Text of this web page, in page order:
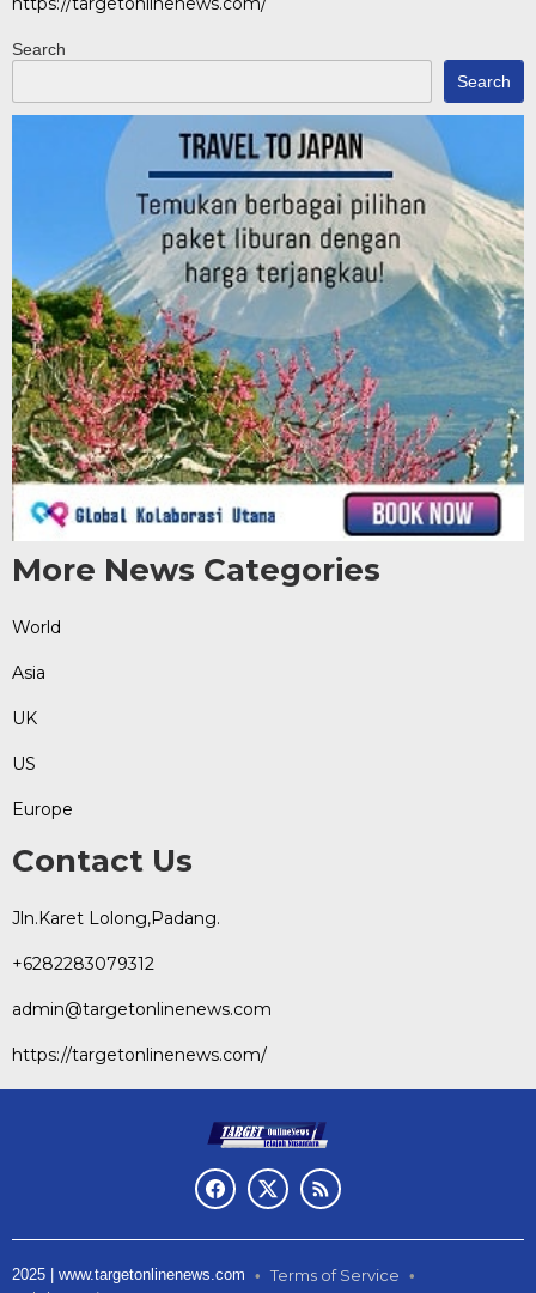
Search
Search
More News Categories
World
Asia
UK
US
Europe
Contact Us
Jln.Karet Lolong,Padang.
+6282283079312
admin@targetonlinenews.com
https://targetonlinenews.com/
2025 | www.targetonlinenews.com
Terms of Service